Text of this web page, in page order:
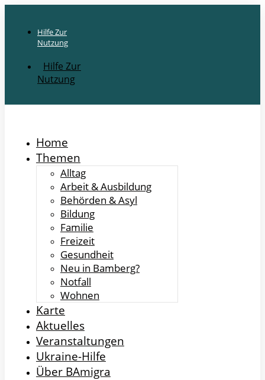
Hilfe Zur
Nutzung
Hilfe Zur
Nutzung
Home
Themen
Alltag
Arbeit & Ausbildung
Behörden & Asyl
Bildung
Familie
Freizeit
Gesundheit
Neu in Bamberg?
Notfall
Wohnen
Karte
Aktuelles
Veranstaltungen
Ukraine-Hilfe
Über BAmigra